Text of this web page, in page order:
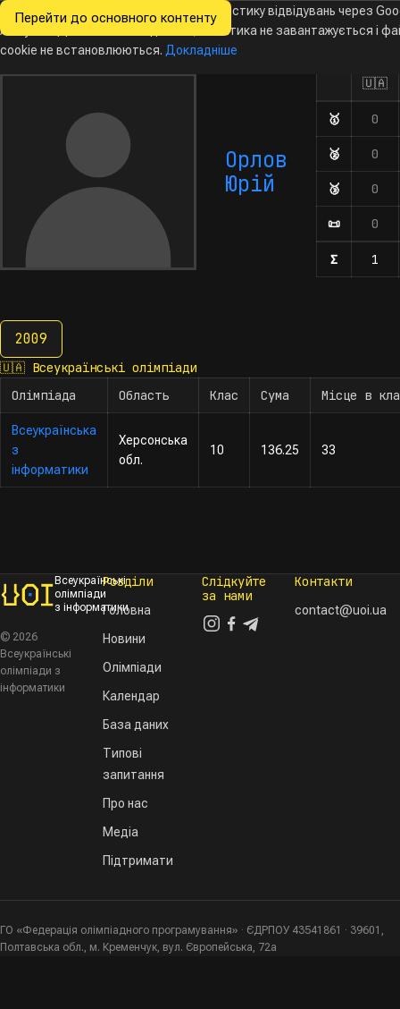
Перейти до основного контенту
Всеукраїнські
з інформатики
НовиниОлімпіадиКалендарБаза даних
Орлов
Юрій
Кількість
Олімпіада
🇺🇦
🥇 0
🥈 0
🥉 0
📜 Почесні
0
Σ 1
2009
2009
🇺🇦 Всеукраїнські олімпіади
Олімпіада
Область Клас Сума Місце в
Всеукраїнська
з
інформатики
Херсонська
обл.
10 136.25 33
Всеукраїнські
олімпіади
з інформатики
© 2026
Всеукраїнські
олімпіади з
інформатики
Розділи
Головна
Новини
Олімпіади
Календар
База даних
Типові
запитання
Про нас
Медіа
Підтримати
Слідкуйте
за нами
Контакти
contact@uoi.ua
ГО «Федерація олімпіадного програмування» · ЄДРПОУ 43541861 · 39601,
Полтавська обл., м. Кременчук, вул. Європейська, 72а
Ми хочемо збирати знеособлену статистику відвідувань через
Analytics. Доки ви не погодитесь, аналітика не завантажується і
cookie не встановлюються. Докладніше